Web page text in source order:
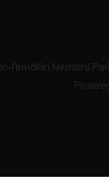
felvidéki Nemzeti